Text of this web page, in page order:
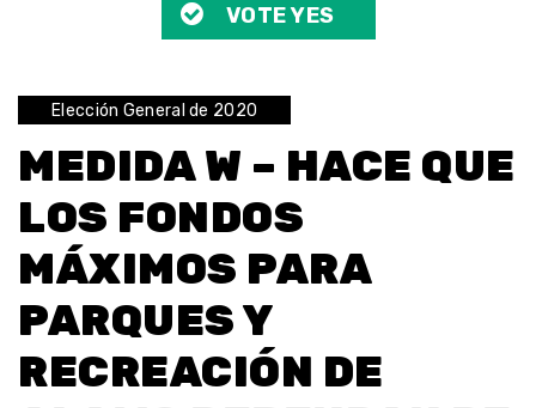
VOTE YES
Elección General de 2020
MEDIDA W – HACE QUE
LOS FONDOS
MÁXIMOS PARA
PARQUES Y
RECREACIÓN DE